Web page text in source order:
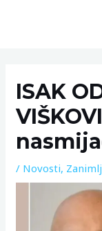
ISAK
/ Novosti,